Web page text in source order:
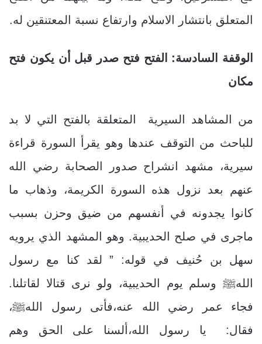
المتعلق بانتشار الاسلام وارتفاع نسبة المعتنقين له.
الوقفة السادسة: الفتح فتح صدر قبل أن يكون فتح
مكان
من المشاهد السيرية المتعلقة بالفتح التي لا بد
للباحث من التوقف عندها وهو يقرأ السورة قراءة
سيرية، مشهد انشراح صدور الصحابة رضي الله
عنهم بعد نزول هذه السورة الكريمة، وذهاب ما
كانوا يجدونه في أنفسهم من ضيق وحزن بسبب
ماجرى في صلح الحديبية. وهو المشهد الذي يرويه
سهل بن حُنيف في قوله: ” لقد كنا مع رسول
اللهﷺ وسلم يوم الحديبية، ولو نرى قتالا لقاتلنا.
فجاء عمر رضي الله عنه،فأتى رسول اللهﷺ،
فقال: يا رسول الله،ألسنا على الحق وهم